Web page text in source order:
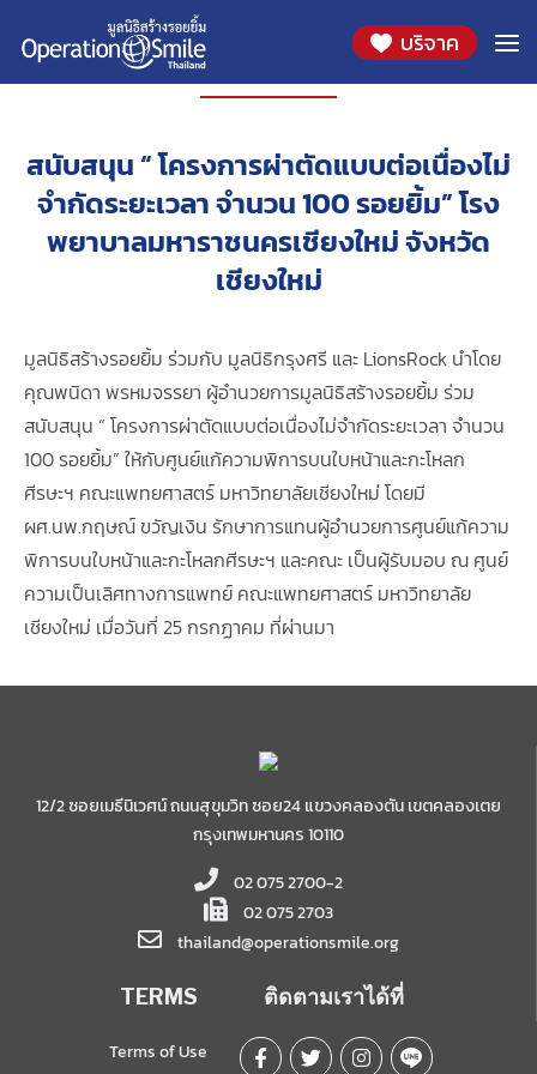
บริจาค
โครงการ
สนับสนุน “ โครงการผ่าตัดแบบต่อเนื่องไม่
จำกัดระยะเวลา จำนวน 100 รอยยิ้ม” โรง
พยาบาลมหาราชนครเชียงใหม่ จังหวัด
เชียงใหม่
มูลนิธิสร้างรอยยิ้ม ร่วมกับ มูลนิธิกรุงศรี และ LionsRock นำโดย
คุณพนิดา พรหมจรรยา ผู้อำนวยการมูลนิธิสร้างรอยยิ้ม ร่วม
สนับสนุน “ โครงการผ่าตัดแบบต่อเนื่องไม่จำกัดระยะเวลา จำนวน
100 รอยยิ้ม” ให้กับศูนย์แก้ความพิการบนใบหน้าและกะโหลก
ศีรษะฯ คณะแพทยศาสตร์ มหาวิทยาลัยเชียงใหม่ โดยมี
ผศ.นพ.กฤษณ์ ขวัญเงิน รักษาการแทนผู้อำนวยการศูนย์แก้ความ
พิการบนใบหน้าและกะโหลกศีรษะฯ และคณะ เป็นผู้รับมอบ ณ ศูนย์
ความเป็นเลิศทางการแพทย์ คณะแพทยศาสตร์ มหาวิทยาลัย
เชียงใหม่ เมื่อวันที่ 25 กรกฏาคม ที่ผ่านมา
12/2 ซอยเมธีนิเวศน์ ถนนสุขุมวิท ซอย24 แขวงคลองตัน เขตคลองเตย
กรุงเทพมหานคร 10110
02 075 2700-2
02 075 2703
thailand@operationsmile.org
TERMS
Terms of Use
ติดตามเราได้ที่